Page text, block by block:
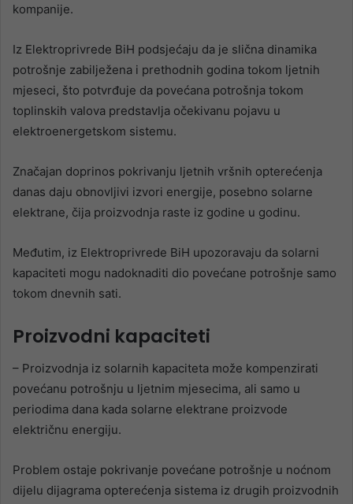
kompanije.
Iz Elektroprivrede BiH podsjećaju da je slična dinamika
potrošnje zabilježena i prethodnih godina tokom ljetnih
mjeseci, što potvrđuje da povećana potrošnja tokom
toplinskih valova predstavlja očekivanu pojavu u
elektroenergetskom sistemu.
Značajan doprinos pokrivanju ljetnih vršnih opterećenja
danas daju obnovljivi izvori energije, posebno solarne
elektrane, čija proizvodnja raste iz godine u godinu.
Međutim, iz Elektroprivrede BiH upozoravaju da solarni
kapaciteti mogu nadoknaditi dio povećane potrošnje samo
tokom dnevnih sati.
Proizvodni kapaciteti
– Proizvodnja iz solarnih kapaciteta može kompenzirati
povećanu potrošnju u ljetnim mjesecima, ali samo u
periodima dana kada solarne elektrane proizvode
električnu energiju.
Problem ostaje pokrivanje povećane potrošnje u noćnom
dijelu dijagrama opterećenja sistema iz drugih proizvodnih